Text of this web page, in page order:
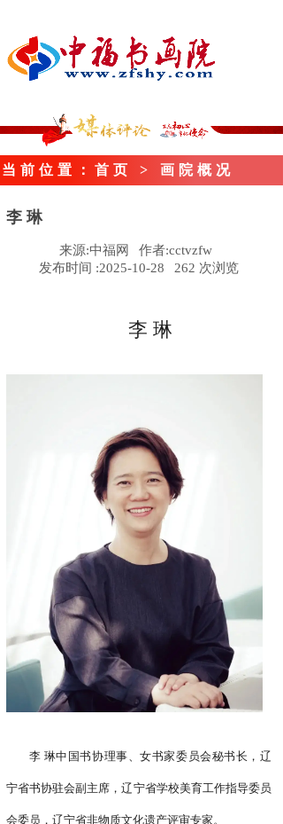
当前位置 ：首页 > 画院概况
李 琳
来源:中福网 作者:cctvzfw
发布时间 :2025-10-28 262 次浏览
李 琳
李 琳中国书协理事、女书家委员会秘书长，辽
宁省书协驻会副主席，辽宁省学校美育工作指导委员
会委员，辽宁省非物质文化遗产评审专家。